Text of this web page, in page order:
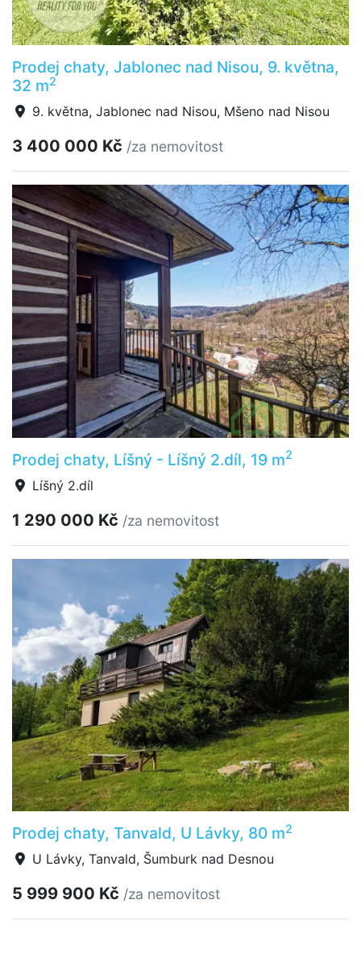
Prodej chaty, Jablonec nad Nisou, 9. května,
32 m2
9. května, Jablonec nad Nisou, Mšeno nad Nisou
3 400 000 Kč /za nemovitost
Prodej chaty, Líšný - Líšný 2.díl, 19 m2
Líšný 2.díl
1 290 000 Kč /za nemovitost
Prodej chaty, Tanvald, U Lávky, 80 m2
U Lávky, Tanvald, Šumburk nad Desnou
5 999 900 Kč /za nemovitost